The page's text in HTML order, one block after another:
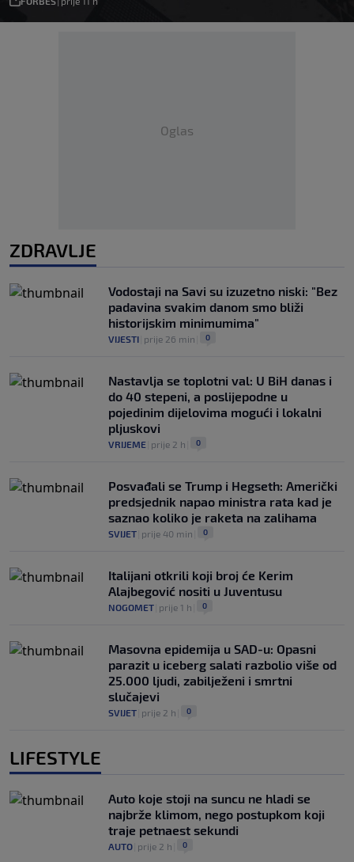
Oglas
ZDRAVLJE
Vodostaji na Savi su izuzetno niski: "Bez
padavina svakim danom smo bliži
historijskim minimumima"
VIJESTI prije 26 min 0
Nastavlja se toplotni val: U BiH danas i
do 40 stepeni, a poslijepodne u
pojedinim dijelovima mogući i lokalni
pljuskovi
VRIJEME prije 2 h 0
Posvađali se Trump i Hegseth: Američki
predsjednik napao ministra rata kad je
saznao koliko je raketa na zalihama
SVIJET prije 40 min 0
Italijani otkrili koji broj će Kerim
Alajbegović nositi u Juventusu
NOGOMET prije 1 h 0
Masovna epidemija u SAD-u: Opasni
parazit u iceberg salati razbolio više od
25.000 ljudi, zabilježeni i smrtni
slučajevi
SVIJET prije 2 h 0
LIFESTYLE
Auto koje stoji na suncu ne hladi se
najbrže klimom, nego postupkom koji
traje petnaest sekundi
AUTO prije 2 h 0